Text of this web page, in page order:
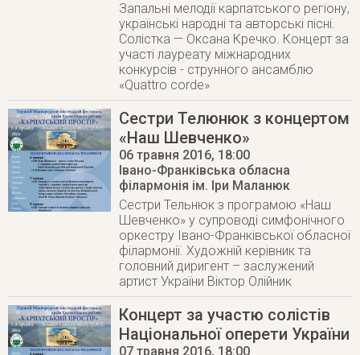
Запальні мелодії карпатського регіону,
українські народні та авторські пісні.
Солістка — Оксана Кречко. Концерт за
участі лауреату міжнародних
конкурсів - струнного ансамблю
«Quattro corde»
Сестри Телюнюк з концертом
«Наш Шевченко»
06 травня 2016, 18:00
Івано-Франківська обласна
філармонія ім. Іри Маланюк
Сестри Тельнюк з програмою «Наш
Шевченко» у супроводі симфонічного
оркестру Івано-Франківської обласної
філармонії. Художній керівник та
головний диригент – заслужений
артист України Віктор Олійник
Концерт за участю солістів
Національної оперети України
07 травня 2016, 18:00